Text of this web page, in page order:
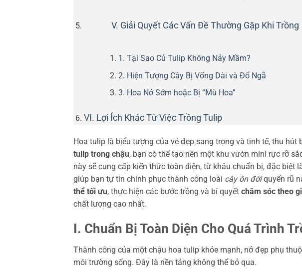
V. Giải Quyết Các Vấn Đề Thường Gặp Khi Trồng
1. Tại Sao Củ Tulip Không Nảy Mầm?
2. Hiện Tượng Cây Bị Vống Dài và Đổ Ngã
3. Hoa Nở Sớm hoặc Bị “Mù Hoa”
VI. Lợi Ích Khác Từ Việc Trồng Tulip
Hoa tulip là biểu tượng của vẻ đẹp sang trọng và tinh tế, thu hút
tulip trong chậu, bạn có thể tạo nên một khu vườn mini rực rỡ
này sẽ cung cấp kiến thức toàn diện, từ khâu chuẩn bị, đặc biệt
giúp bạn tự tin chinh phục thành công loài cây ôn đớiquyến rũ
thể tối ưu, thực hiện các bước trồng và bí quyết chăm sóc theo
chất lượng cao nhất.
I. Chuẩn Bị Toàn Diện Cho Quá Trình
Thành công của một chậu hoa tulip khỏe mạnh, nở đẹp phụ
môi trường sống. Đây là nền tảng không thể bỏ qua.